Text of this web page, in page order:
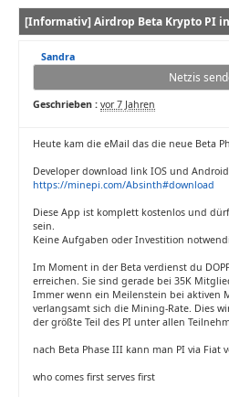
[Informativ] Airdrop Beta Krypto PI
Sandra
Netzis
Geschrieben : vor 7 Jahren
Heute kam die eMail das die neue Beta
Developer download link IOS und
https://minepi.com/Absinth#download
Diese App ist komplett kostenlos und
sein.​
Keine Aufgaben oder Investition
Im Moment in der Beta verdienst du
erreichen. Sie sind gerade bei 35K
Immer wenn ein Meilenstein bei aktiven
verlangsamt sich die Mining-Rate. Dies
der größte Teil des PI unter allen
nach Beta Phase III kann man PI via Fiat
who comes first serves first​